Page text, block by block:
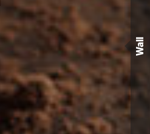
Wall